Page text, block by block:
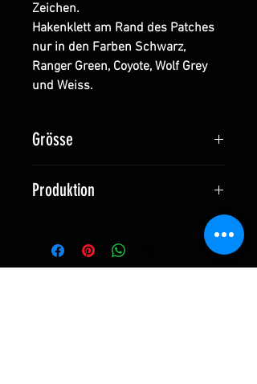
Zeichen.
Hakenklett am Rand des Patches
nur in den Farben Schwarz,
Ranger Green, Coyote, Wolf Grey
und Weiss.
Grösse
89 x 50 mm (3,5'' x 2'')
Produktion